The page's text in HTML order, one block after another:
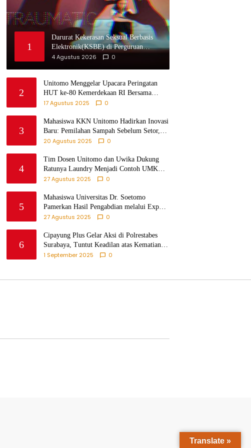
1
Darurat Kekerasan Seksual Berbasis
Elektronik(KSBE) di Perguruan
Tinggi: Ungkap Krisis Kepercayaan
4 Agustus 2026 0
2
Unitomo Menggelar Upacara Peringatan
HUT ke-80 Kemerdekaan RI Bersama
Warga Fikom
17 Agustus 2025 0
3
Mahasiswa KKN Unitomo Hadirkan Inovasi
Baru: Pemilahan Sampah Sebelum Setor,
Anak-anak Turut Partisipasi Lewat Game
20 Agustus 2025 0
4
Tim Dosen Unitomo dan Uwika Dukung
Ratunya Laundry Menjadi Contoh UMKM
Berbasis Teknologi
27 Agustus 2025 0
5
Mahasiswa Universitas Dr. Soetomo
Pamerkan Hasil Pengabdian melalui Expo
KKN di Krejengan, Probolinggo
27 Agustus 2025 0
6
Cipayung Plus Gelar Aksi di Polrestabes
Surabaya, Tuntut Keadilan atas Kematian
Pengemudi Ojek Online dan Tindakan
1 September 2025 0
Translate »